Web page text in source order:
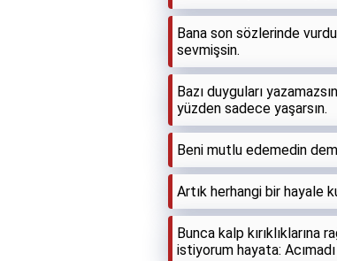
Bana son sözlerinde
sevmişsin.
Bazı duyguları
yüzden sadece yaşarsın.
Beni mutlu edemedin
Artık herhangi bir hayale
Bunca kalp kırıklıklarına
istiyorum hayata: